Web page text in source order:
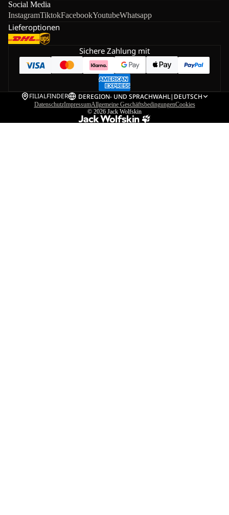
Social Media
InstagramTiktokFacebookYoutubeWhatsapp
Lieferoptionen
Sichere Zahlung mit
FILIALFINDER DEREGION- UND SPRACHWAHL| DEUTSCH
DatenschutzImpressumAllgemeine GeschäftsbedingungenCookies
© 2026 Jack Wolfskin